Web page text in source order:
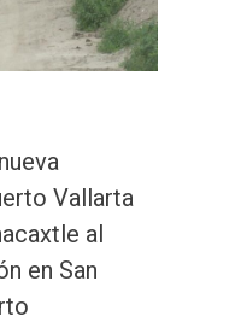
Vallarta
al
en San